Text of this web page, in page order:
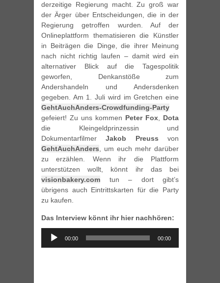
derzeitige Regierung macht. Zu groß war
der Ärger über Entscheidungen, die in der
Regierung getroffen wurden. Auf der
Onlineplattform thematisieren die Künstler
in Beiträgen die Dinge, die ihrer Meinung
nach nicht richtig laufen – damit wird ein
alternativer Blick auf die Tagespolitik
geworfen, Denkanstöße zum
Andershandeln und Andersdenken
gegeben. Am 1. Juli wird im Gretchen eine
GehtAuchAnders-Crowdfunding-Party
gefeiert! Zu uns kommen Peter Fox, Dota
die Kleingeldprinzessin und
DokumentarfilmerJakob Preuss von
GehtAuchAnders, um euch mehr darüber
zu erzählen. Wenn ihr die Plattform
unterstützen wollt, könnt ihr das bei
visionbakery.com tun – dort gibt’s
übrigens auch Eintrittskarten für die Party
zu kaufen.
Das Interview könnt ihr hier nachhören:
Audio
Player
00:00 00:00